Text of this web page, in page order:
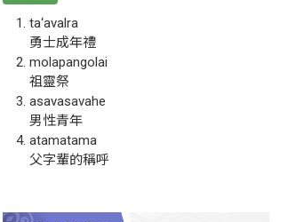
ta‘avalra
勇士成年禮
molapangolai
祖靈祭
asavasavahe
男性青年
atamatama
父字輩的稱呼